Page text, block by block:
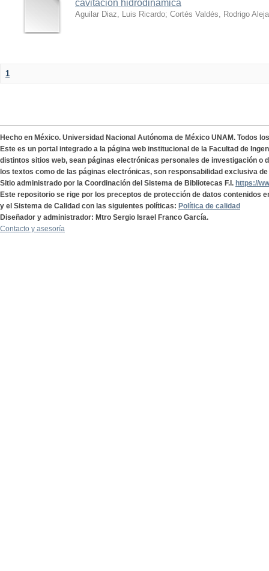
cavitación hidrodinámica
Aguilar Diaz, Luis Ricardo; Cortés Valdés, Rodrigo
1
Hecho en México. Universidad Nacional Autónoma de México UNAM. Todos
Este es un portal integrado a la página web institucional de la Facultad de
distintos sitios web, sean páginas electrónicas personales de investigación o
los textos como de las páginas electrónicas, son responsabilidad exclusiva
Sitio administrado por la Coordinación del Sistema de Bibliotecas F.I. https://
Este repositorio se rige por los preceptos de protección de datos contenidos
y el Sistema de Calidad con las siguientes políticas: Política de calidad
Diseñador y administrador: Mtro Sergio Israel Franco García.
Contacto y asesoría